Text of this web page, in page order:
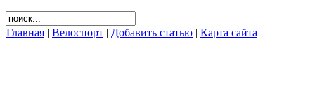
Главная | Велоспорт | Добавить статью | Карта сайта